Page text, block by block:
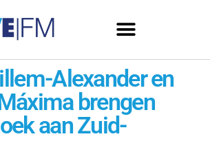
Alexander en
brengen
aan Zuid-